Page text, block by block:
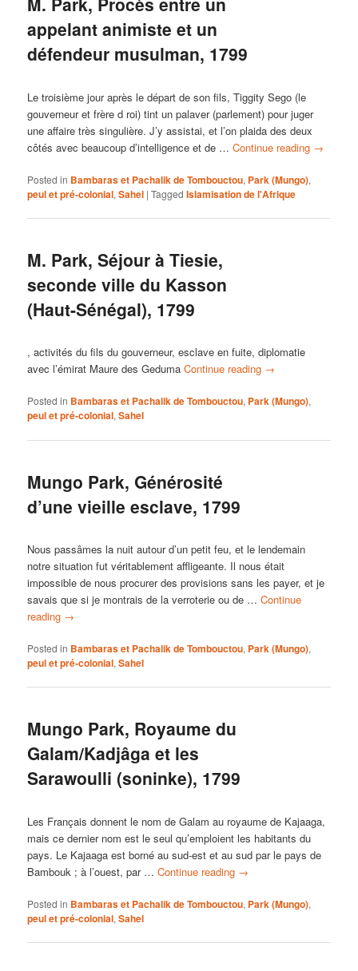
appelant animiste et un
défendeur musulman, 1799
Le troisième jour après le départ de son fils, Tiggity Sego (le
gouverneur et frère d roi) tint un palaver (parlement) pour juger
une affaire très singulière. J’y assistai, et l’on plaida des deux
côtés avec beaucoup d’intelligence et de …Continue reading →
Posted in Bambaras et Pachalik de Tombouctou, Park (Mungo),
peul et pré-colonial,Sahel |Tagged Islamisation de l'Afrique
M. Park, Séjour à Tiesie,
seconde ville du Kasson
(Haut-Sénégal), 1799
, activités du fils du gouverneur, esclave en fuite, diplomatie
avec l’émirat Maure des GedumaContinue reading →
Posted in Bambaras et Pachalik de Tombouctou, Park (Mungo),
peul et pré-colonial,Sahel
Mungo Park, Générosité
d’une vieille esclave, 1799
Nous passâmes la nuit autour d’un petit feu, et le lendemain
notre situation fut véritablement affligeante. Il nous était
impossible de nous procurer des provisions sans les payer, et je
savais que si je montrais de la verroterie ou de …Continue
reading →
Posted in Bambaras et Pachalik de Tombouctou, Park (Mungo),
peul et pré-colonial,Sahel
Mungo Park, Royaume du
Galam/Kadjâga et les
Sarawoulli (soninke), 1799
Les Français donnent le nom de Galam au royaume de Kajaaga,
mais ce dernier nom est le seul qu’emploient les habitants du
pays. Le Kajaaga est borné au sud-est et au sud par le pays de
Bambouk ; à l’ouest, par …Continue reading →
Posted in Bambaras et Pachalik de Tombouctou, Park (Mungo),
peul et pré-colonial,Sahel